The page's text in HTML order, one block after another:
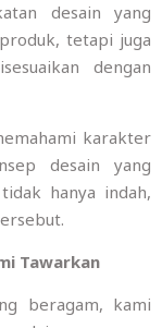
desain yang
tetapi juga
dengan
karakter
desain yang
hanya indah,
Tawarkan
beragam, kami